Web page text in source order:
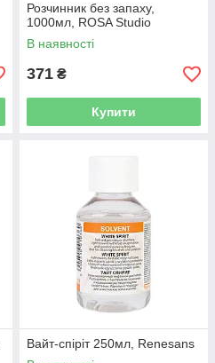
Розчинник без запаху,
1000мл, ROSA Studio
В наявності
371 ₴
Купити
Вайт-спіріт 250мл, Renesans